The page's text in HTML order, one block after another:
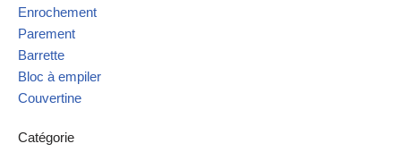
Enrochement
Parement
Barrette
Bloc à empiler
Couvertine
Catégorie